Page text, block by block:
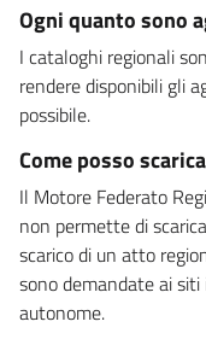
Ogni quanto sono
I cataloghi regionali
rendere disponibili gli
possibile.
Come posso
Il Motore Federato
non permette di
scarico di un atto
sono demandate ai
autonome.